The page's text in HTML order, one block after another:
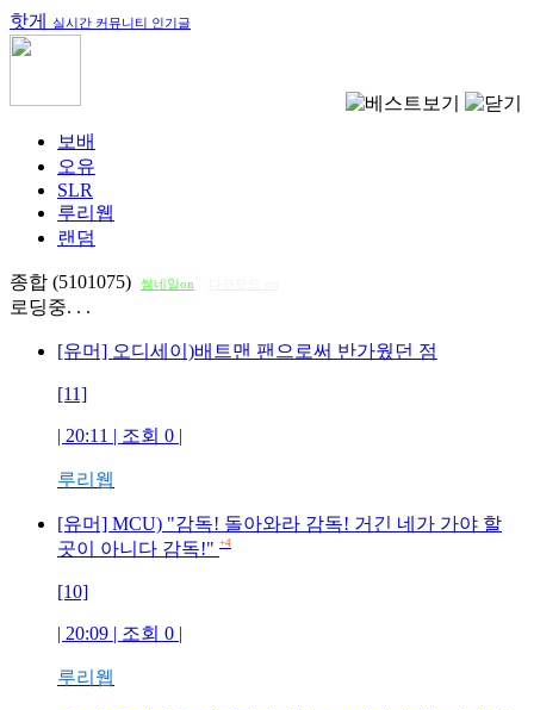
핫게 실시간 커뮤니티 인기글
보배
오유
SLR
루리웹
랜덤
종합 (5101075) 썸네일on
로딩중. . .
[유머] 오디세이)배트맨 팬으로써 반가웠던 점
[11]
| 20:11 | 조회 0 |
루리웹
[유머] MCU) "감독! 돌아와라 감독! 거긴 네가 가야 할
곳이 아니다 감독!" +4
[10]
| 20:09 | 조회 0 |
루리웹